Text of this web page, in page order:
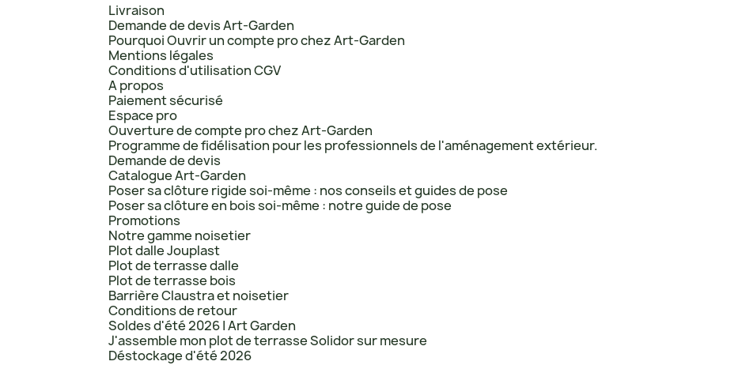
Livraison
Demande de devis Art-Garden
Pourquoi Ouvrir un compte pro chez Art-Garden
Mentions légales
Conditions d'utilisation CGV
A propos
Paiement sécurisé
Espace pro
Ouverture de compte pro chez Art-Garden
Programme de fidélisation pour les professionnels de l'aménagement extérieur.
Demande de devis
Catalogue Art-Garden
Poser sa clôture rigide soi-même : nos conseils et guides de pose
Poser sa clôture en bois soi-même : notre guide de pose
Promotions
Notre gamme noisetier
Plot dalle Jouplast
Plot de terrasse dalle
Plot de terrasse bois
Barrière Claustra et noisetier
Conditions de retour
Soldes d'été 2026 | Art Garden
J'assemble mon plot de terrasse Solidor sur mesure
Déstockage d'été 2026